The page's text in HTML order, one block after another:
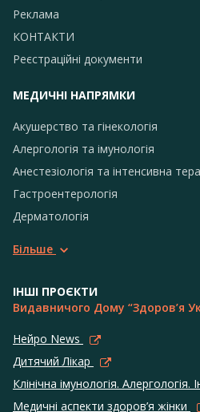
Реклама
КОНТАКТИ
Реєстраційні документи
МЕДИЧНІ НАПРЯМКИ
Акушерство та гінекологія
Алергологія та імунологія
Анестезіологія та інтенсивна
Гастроентерологія
Дерматологія
Більше
ІНШІ ПРОЄКТИ
Видавничого Дому “Здоров’я
Нейро News
Дитячий Лікар
Клінічна імунологія. Алергологія.
Медичні аспекти здоров’я жінки